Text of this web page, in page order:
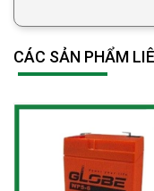
CÁC SẢN PHẨM